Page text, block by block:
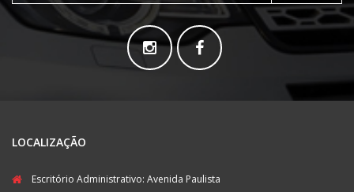
LOCALIZAÇÃO
Escritório Administrativo: Avenida Paulista